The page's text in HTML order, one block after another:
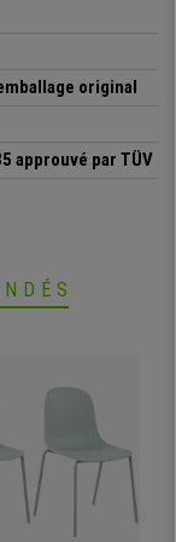
original
approuvé par TÜV